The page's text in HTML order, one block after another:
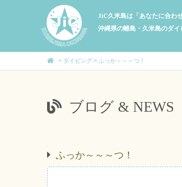
JiC久米島は「あなたに合わ
沖縄県の離島・久米島のダ
> ダイビング > ふっか～～～つ！
ブログ & NEWS
ふっか～～～つ！